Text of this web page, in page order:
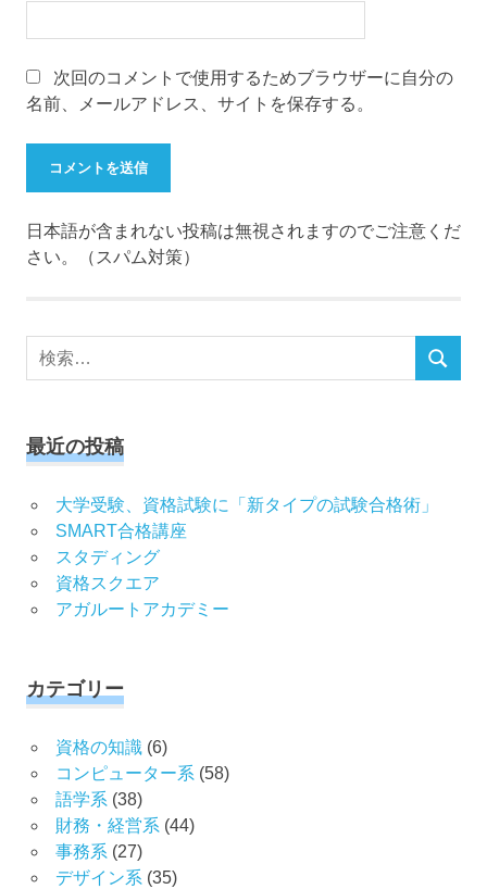
次回のコメントで使用するためブラウザーに自分の
名前、メールアドレス、サイトを保存する。
日本語が含まれない投稿は無視されますのでご注意くだ
さい。（スパム対策）
検
検
最近の投稿
大学受験、資格試験に「新タイプの試験合格術」
SMART合格講座
スタディング
資格スクエア
アガルートアカデミー
カテゴリー
資格の知識(6)
コンピューター系 (58)
語学系 (38)
財務・経営系 (44)
事務系 (27)
デザイン系 (35)